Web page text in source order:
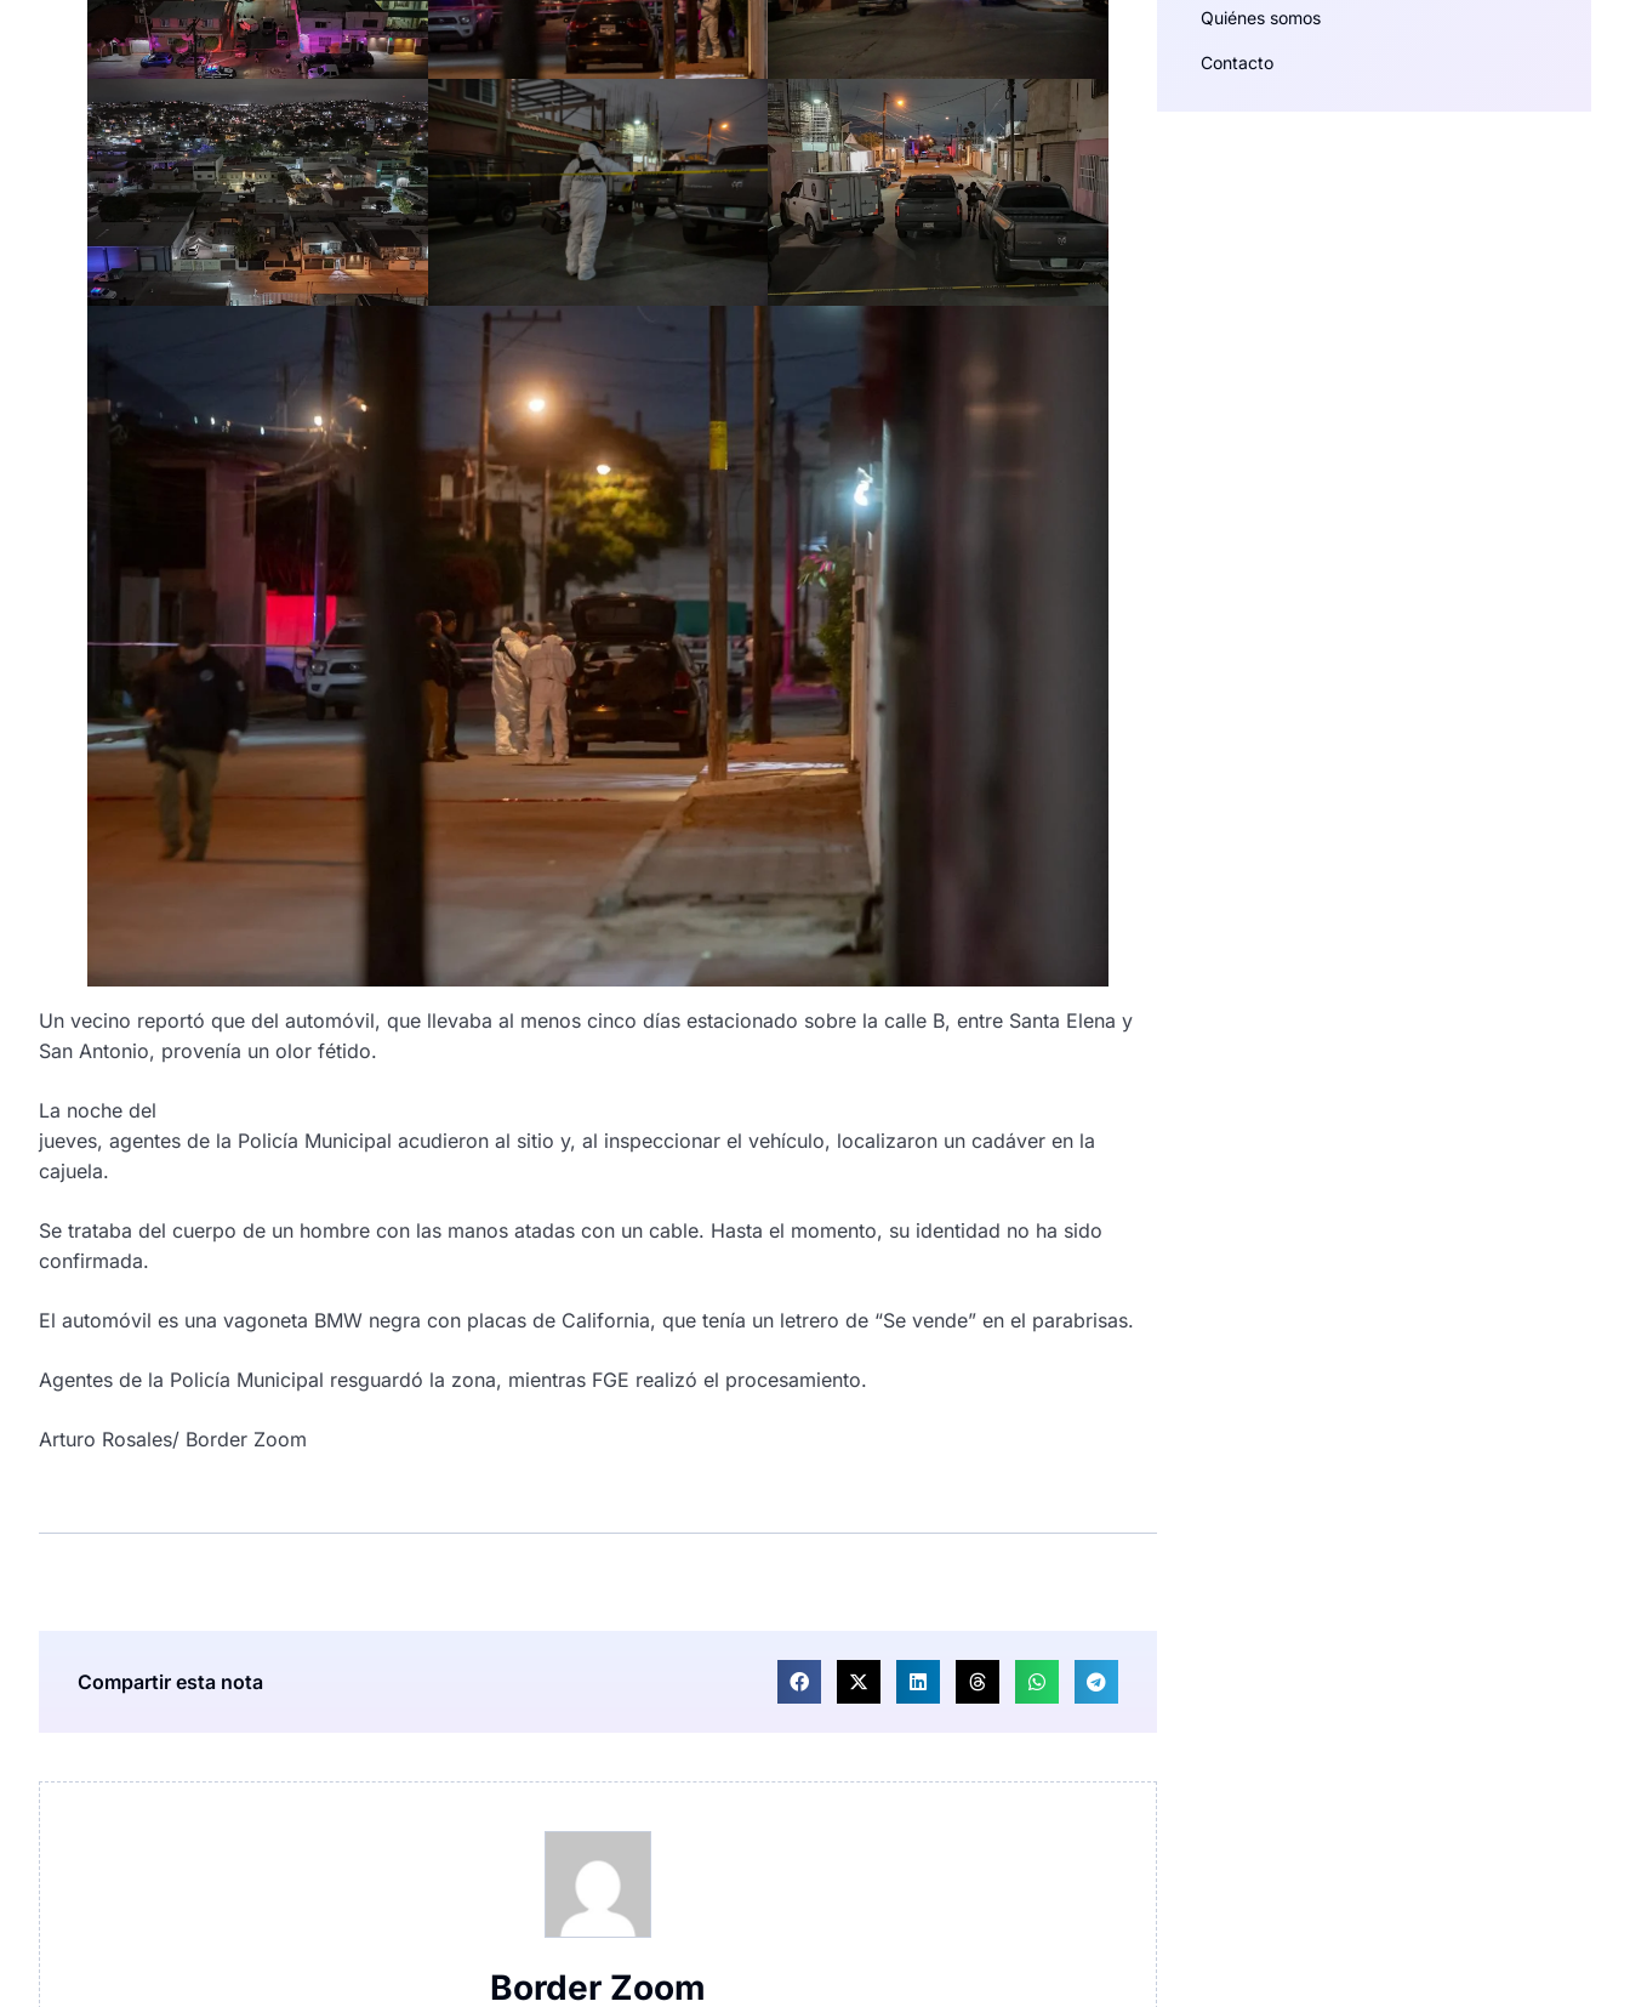
Un vecino reportó que del automóvil, que llevaba al menos cinco días estacionado sobre la calle B, entre Santa Elena y
San Antonio, provenía un olor fétido.
La noche del
jueves, agentes de la Policía Municipal acudieron al sitio y, al inspeccionar el vehículo, localizaron un cadáver en la
cajuela.
Se trataba del cuerpo de un hombre con las manos atadas con un cable. Hasta el momento, su identidad no ha sido
confirmada.
El automóvil es una vagoneta BMW negra con placas de California, que tenía un letrero de “Se vende” en el parabrisas.
Agentes de la Policía Municipal resguardó la zona, mientras FGE realizó el procesamiento.
Arturo Rosales/ Border Zoom
Compartir esta nota
Border Zoom
Quiénes somos
Contacto